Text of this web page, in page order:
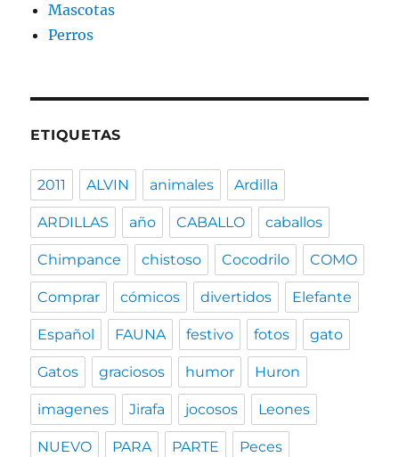
Mascotas
Perros
ETIQUETAS
2011 ALVIN animales Ardilla
ARDILLAS año CABALLO caballos
Chimpance chistoso Cocodrilo COMO
Comprar cómicos divertidos Elefante
Español FAUNA festivo fotos gato
Gatos graciosos humor Huron
imagenes Jirafa jocosos Leones
NUEVO PARA PARTE Peces